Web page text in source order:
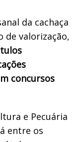
da cachaça
de valorização,
concursos
e Pecuária
entre os